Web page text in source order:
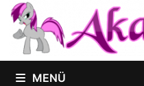
Zum
Inhalt
springen
MENÜ